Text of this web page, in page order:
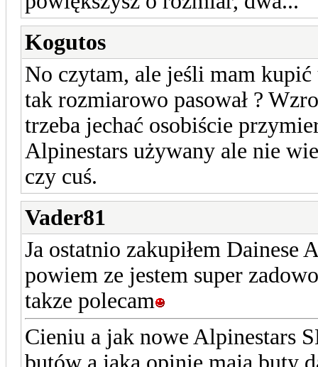
Kogutos
No czytam, ale jeśli mam
tak rozmiarowo pasował ?
trzeba jechać osobiście
Alpinestars używany ale nie
czy cuś.
Vader81
Ja ostatnio zakupiłem Dainese
powiem ze jestem super
takze polecam
Cieniu a jak nowe Alpinestars